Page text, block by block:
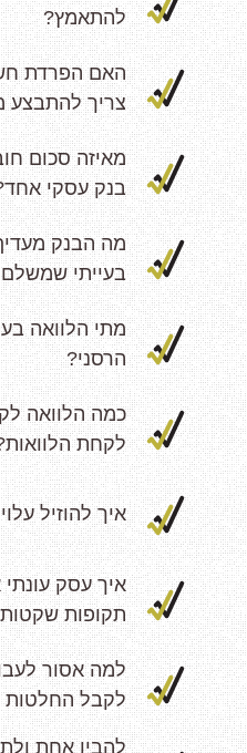
להתאמץ?
האם הפרדת
צריך להתבצע
מאיזה סכום
בנק עסקי
מה הבנק
בעייתי שמשלם
מתי הלוואה
הרסני?
כמה הלוואה
לקחת
איך להוזיל
איך עסק
תקופות
למה אסור
לקבל החלטות
להבין אחת